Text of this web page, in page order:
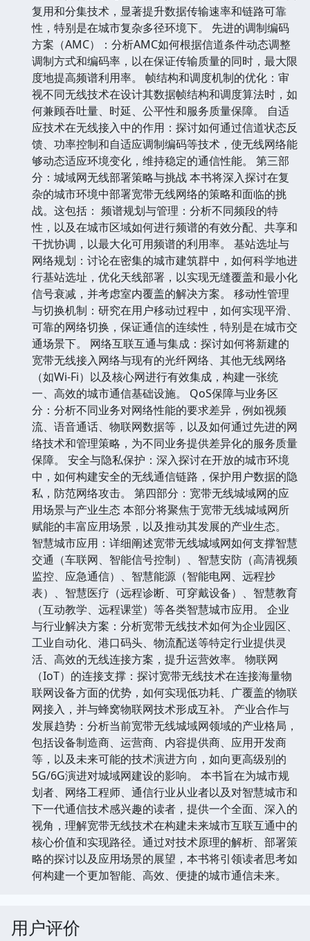
复用和分集技术，显著提升数据传输速率和链路可靠
性，特别是在城市复杂多径环境下。 先进的调制编码
方案（AMC）：分析AMC如何根据信道条件动态调整
调制方式和编码率，以在保证传输质量的同时，最大限
度地提高频谱利用率。 帧结构和调度机制的优化：审
视不同无线技术在设计其数据帧结构和调度算法时，如
何兼顾吞吐量、时延、公平性和服务质量保障。 自适
应技术在无线接入中的作用：探讨如何通过信道状态反
馈、功率控制和自适应调制编码等技术，使无线网络能
够动态适应环境变化，维持稳定的通信性能。 第三部
分：城域网无线部署策略与挑战 本书将深入探讨在复
杂的城市环境中部署宽带无线网络的策略和面临的挑
战。这包括： 频谱规划与管理：分析不同频段的特
性，以及在城市区域如何进行频谱的有效分配、共享和
干扰协调，以最大化可用频谱的利用率。 基站选址与
网络规划：讨论在密集的城市建筑群中，如何科学地进
行基站选址，优化天线部署，以实现无缝覆盖和最小化
信号衰减，并考虑室内覆盖的解决方案。 移动性管理
与切换机制：研究在用户移动过程中，如何实现平滑、
可靠的网络切换，保证通信的连续性，特别是在城市交
通场景下。 网络互联互通与集成：探讨如何将新建的
宽带无线接入网络与现有的光纤网络、其他无线网络
（如Wi-Fi）以及核心网进行有效集成，构建一张统
一、高效的城市通信基础设施。 QoS保障与业务区
分：分析不同业务对网络性能的要求差异，例如视频
流、语音通话、物联网数据等，以及如何通过先进的网
络技术和管理策略，为不同业务提供差异化的服务质量
保障。 安全与隐私保护：深入探讨在开放的城市环境
中，如何构建安全的无线通信链路，保护用户数据的隐
私，防范网络攻击。 第四部分：宽带无线城域网的应
用场景与产业生态 本部分将聚焦于宽带无线城域网所
赋能的丰富应用场景，以及推动其发展的产业生态。
智慧城市应用：详细阐述宽带无线城域网如何支撑智慧
交通（车联网、智能信号控制）、智慧安防（高清视频
监控、应急通信）、智慧能源（智能电网、远程抄
表）、智慧医疗（远程诊断、可穿戴设备）、智慧教育
（互动教学、远程课堂）等各类智慧城市应用。 企业
与行业解决方案：分析宽带无线技术如何为企业园区、
工业自动化、港口码头、物流配送等特定行业提供灵
活、高效的无线连接方案，提升运营效率。 物联网
（IoT）的连接支撑：探讨宽带无线技术在连接海量物
联网设备方面的优势，如何实现低功耗、广覆盖的物联
网接入，并与蜂窝物联网技术形成互补。 产业合作与
发展趋势：分析当前宽带无线城域网领域的产业格局，
包括设备制造商、运营商、内容提供商、应用开发商
等，以及未来可能的技术演进方向，如向更高级别的
5G/6G演进对城域网建设的影响。 本书旨在为城市规
划者、网络工程师、通信行业从业者以及对智慧城市和
下一代通信技术感兴趣的读者，提供一个全面、深入的
视角，理解宽带无线技术在构建未来城市互联互通中的
核心价值和实现路径。通过对技术原理的解析、部署策
略的探讨以及应用场景的展望，本书将引领读者思考如
何构建一个更加智能、高效、便捷的城市通信未来。
用户评价